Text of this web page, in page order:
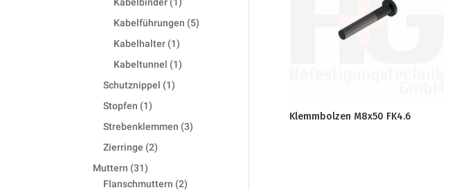
Klemmbolzen M8x50 FK4.6
product
Kabelführungen 55
Kabelhalter 11
product
Kabeltunnel 11
Schutznippel 11
Stopfen 11
product
Strebenklemmen 33
Zierringe 22
Muttern 3131
products
Flanschmuttern 22